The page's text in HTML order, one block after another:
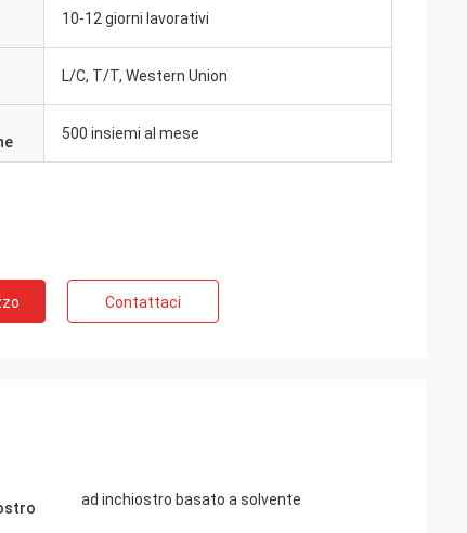
10-12 giorni lavorativi
L/C, T/T, Western Union
500 insiemi al mese
Contattaci
ad inchiostro basato a solvente